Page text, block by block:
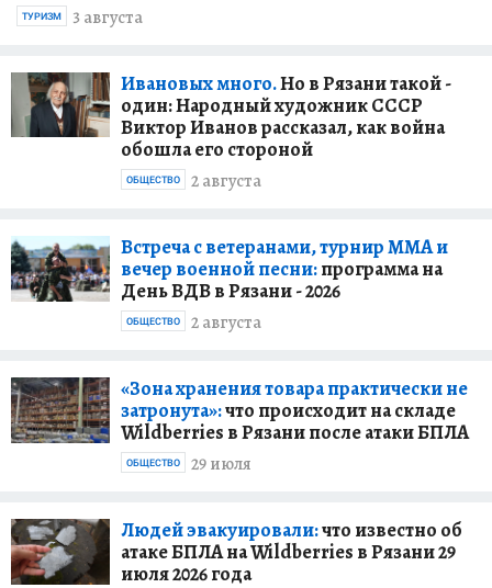
3 августа
ТУРИЗМ
Ивановых много.Но в Рязани такой -
один: Народный художник СССР
Виктор Иванов рассказал, как война
обошла его стороной
2 августа
ОБЩЕСТВО
Встреча с ветеранами, турнир ММА и
вечер военной песни:программа на
День ВДВ в Рязани - 2026
2 августа
ОБЩЕСТВО
«Зона хранения товара практически не
затронута»:что происходит на складе
Wildberries в Рязани после атаки БПЛА
29 июля
ОБЩЕСТВО
Людей эвакуировали:что известно об
атаке БПЛА на Wildberries в Рязани 29
июля 2026 года